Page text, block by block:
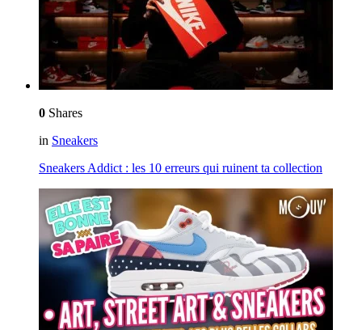
0 Shares
in Sneakers
Sneakers Addict : les 10 erreurs qui ruinent ta collection